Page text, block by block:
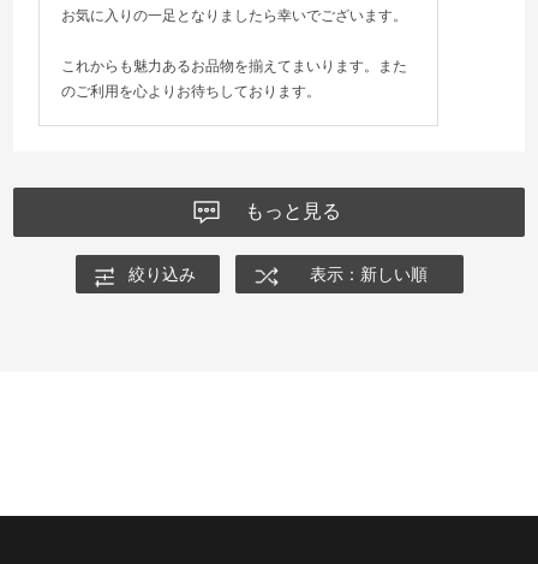
お気に入りの一足となりましたら幸いでございます。
これからも魅力あるお品物を揃えてまいります。また
のご利用を心よりお待ちしております。
もっと見る
絞り込み 表示：新しい順